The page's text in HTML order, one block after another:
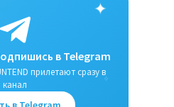
✦
✧
в Telegram
прилетают сразу в
канал